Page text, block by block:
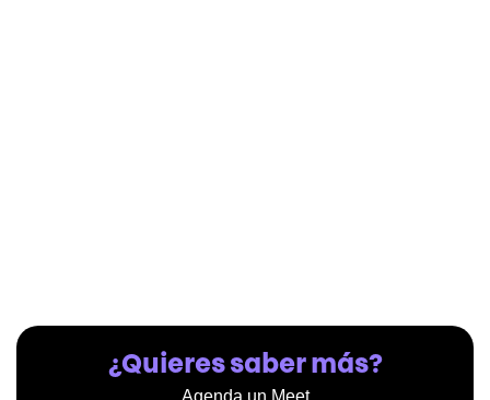
¿Quieres saber más?
Agenda un Meet